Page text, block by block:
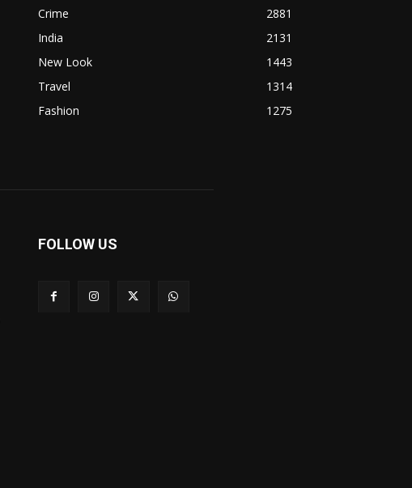
Crime
2881
India
2131
New Look
1443
Travel
1314
Fashion
1275
FOLLOW US